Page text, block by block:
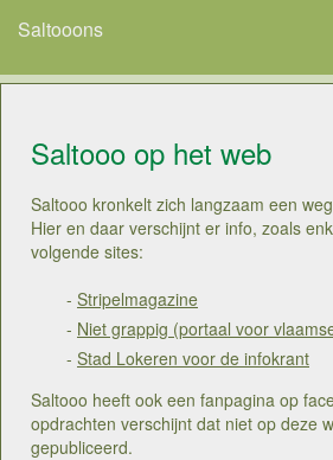
Saltooons
Saltooo op het web
Saltooo kronkelt zich langzaam een
Hier en daar verschijnt er info, zoals
volgende sites:
- Stripelmagazine
- Niet grappig (portaal voor
- Stad Lokeren voor de infokrant
Saltooo heeft ook een fanpagina op
opdrachten verschijnt dat niet op deze
gepubliceerd.